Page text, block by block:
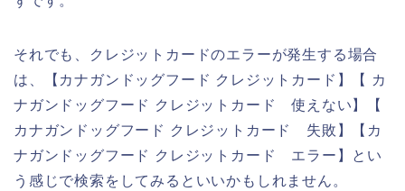
それでも、クレジットカードのエラーが発生する場合
は、【カナガンドッグフード クレジットカード】【 カ
ナガンドッグフード クレジットカード 使えない】【
カナガンドッグフード クレジットカード 失敗】【カ
ナガンドッグフード クレジットカード エラー】とい
う感じで検索をしてみるといいかもしれません。